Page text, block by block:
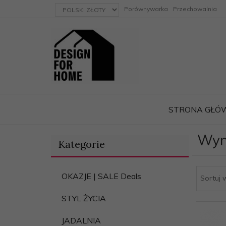
currency_h Porównywarka Przechowalnia
STRONA
Kategorie
OKAZJE | SALE Deals
STYL ŻYCIA
JADALNIA
Sortuj